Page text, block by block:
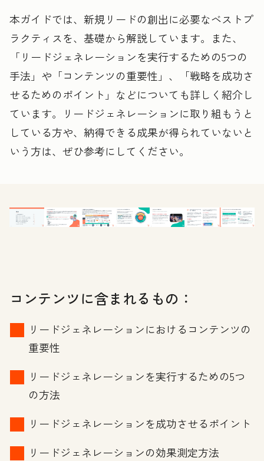
本ガイドでは、新規リードの創出に必要なベストプ
ラクティスを、基礎から解説しています。また、
「リードジェネレーションを実行するための5つの
手法」や「コンテンツの重要性」、「戦略を成功さ
せるためのポイント」などについても詳しく紹介し
ています。リードジェネレーションに取り組もうと
している方や、納得できる成果が得られていないと
いう方は、ぜひ参考にしてください。
コンテンツに含まれるもの：
リードジェネレーションにおけるコンテンツの
重要性
リードジェネレーションを実行するための5つ
の方法
リードジェネレーションを成功させるポイント
リードジェネレーションの効果測定方法